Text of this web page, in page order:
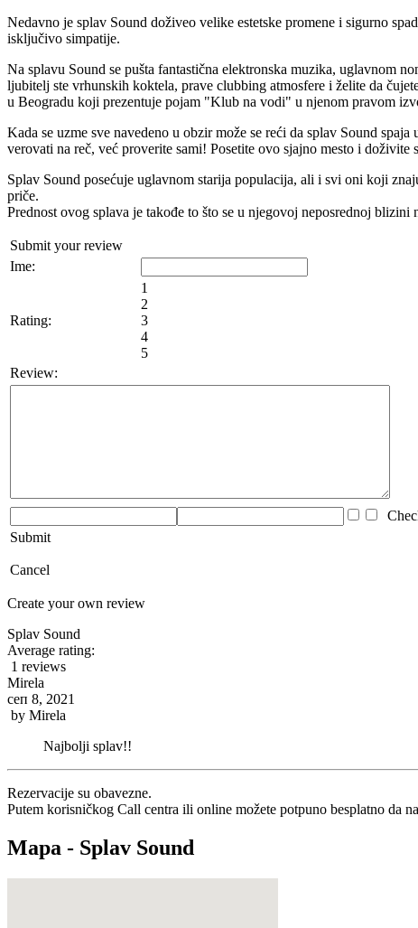
Nedavno je splav Sound doživeo velike estetske promene i sigurno
isključivo simpatije.
Na splavu Sound se pušta fantastična elektronska muzika, uglavnom
ljubitelj ste vrhunskih koktela, prave clubbing atmosfere i želite da
u Beogradu koji prezentuje pojam "Klub na vodi" u njenom pravom
Kada se uzme sve navedeno u obzir može se reći da splav Sound
verovati na reč, već proverite sami! Posetite ovo sjajno mesto i
Splav Sound posećuje uglavnom starija populacija, ali i svi oni koji
priče.
Prednost ovog splava je takođe to što se u njegovoj neposrednoj
Submit your review
Ime:
Rating:
1
2
3
4
5
Review:
Submit
Cancel
Create your own review
Splav Sound
Average rating:
1 reviews
Mirela
сеп 8, 2021
by Mirela
Najbolji splav!!
Rezervacije su obavezne.
Putem korisničkog Call centra ili online možete potpuno besplatno da
Mapa - Splav Sound